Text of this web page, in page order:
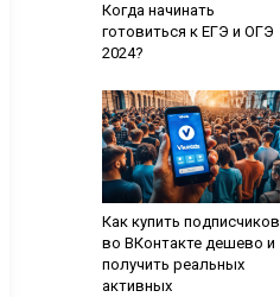
Когда начинать
готовиться к ЕГЭ и ОГЭ
2024?
Как купить подписчиков
во ВКонтакте дешево и
получить реальных
активных